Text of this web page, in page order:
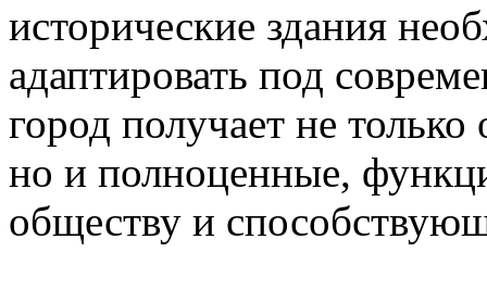
исторические здания
адаптировать под
город получает не
но и полноценные,
обществу и